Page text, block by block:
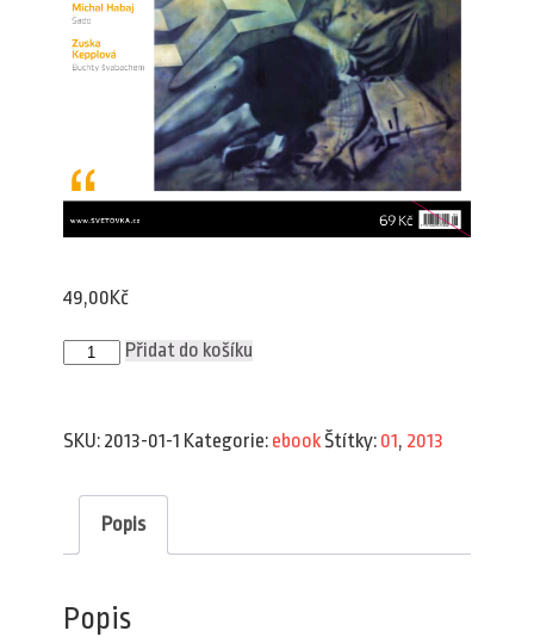
49,00Kč
Plav
1/2013
Přidat do košíku
SKU: 2013-01-1 Kategorie: ebookŠtítky: 01, 2013
Popis
Popis